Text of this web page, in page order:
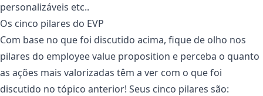
personalizáveis etc..
Os cinco pilares do EVP
Com base no que foi discutido acima, fique de olho nos
pilares do employee value proposition e perceba o quanto
as ações mais valorizadas têm a ver com o que foi
discutido no tópico anterior! Seus cinco pilares são: